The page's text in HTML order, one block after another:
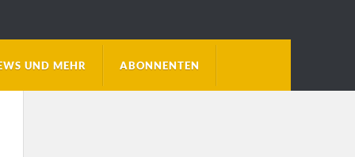
UND MEHR ABONNENTEN